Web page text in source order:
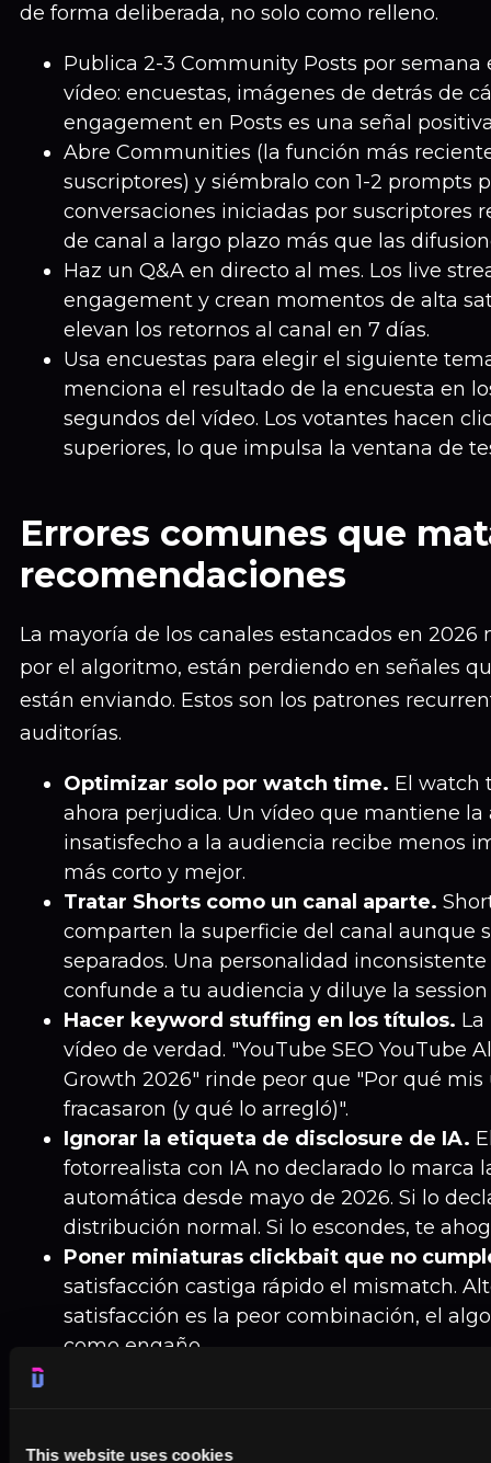
This website uses cookies
de forma deliberada, no solo como relleno.
Publica 2-3 Community Posts por semana
vídeo: encuestas, imágenes de detrás de
engagement en Posts es una señal
Abre Communities (la función más
suscriptores) y siémbralo con 1-2 prompts
conversaciones iniciadas por suscriptores
de canal a largo plazo más que las
Haz un Q&A en directo al mes. Los live
engagement y crean momentos de alta
elevan los retornos al canal en 7 días.
Usa encuestas para elegir el siguiente
menciona el resultado de la encuesta en
segundos del vídeo. Los votantes hacen
superiores, lo que impulsa la ventana de
Errores comunes que
recomendaciones
La mayoría de los canales estancados en 2026
por el algoritmo, están perdiendo en señales
están enviando. Estos son los patrones
auditorías.
Optimizar solo por watch time. El watch
ahora perjudica. Un vídeo que mantiene
insatisfecho a la audiencia recibe menos
más corto y mejor.
Tratar Shorts como un canal aparte.
comparten la superficie del canal aunque
separados. Una personalidad
confunde a tu audiencia y diluye la
Hacer keyword stuffing en los títulos. La
vídeo de verdad. "YouTube SEO YouTube
Growth 2026" rinde peor que "Por qué mis
fracasaron (y qué lo arregló)".
Ignorar la etiqueta de disclosure de IA.
fotorrealista con IA no declarado lo marca
automática desde mayo de 2026. Si lo
distribución normal. Si lo escondes, te
Poner miniaturas clickbait que no
satisfacción castiga rápido el mismatch.
satisfacción es la peor combinación, el
como engaño.